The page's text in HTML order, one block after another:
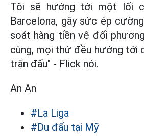
Tôi sẽ hướng tới một lối
Barcelona, gây sức ép
soát hàng tiền vệ đối
cùng, mọi thứ đều hướng tới
trận đấu" - Flick nói.
An An
#La Liga
#Du đấu tại Mỹ